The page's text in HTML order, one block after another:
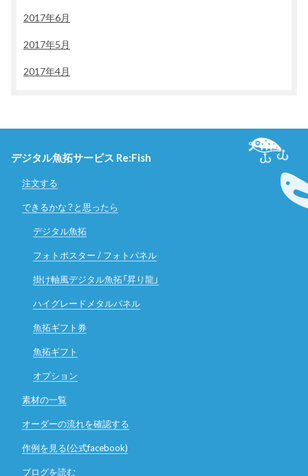
2017年6月
2017年5月
2017年4月
デジタル魚拓サービス Re:Fish
注文する
できるかな？と思ったら
デジタル魚拓
フォトポスター / フォトパネル
掛け軸風デジタル魚拓「昇り龍」
ハイグレードメタルパネル
魚拓ギフト券
魚拓ギフト
オプション
素材の一覧
オーダーの流れを確認する
作例を見る(公式facebook)
ブログを読む